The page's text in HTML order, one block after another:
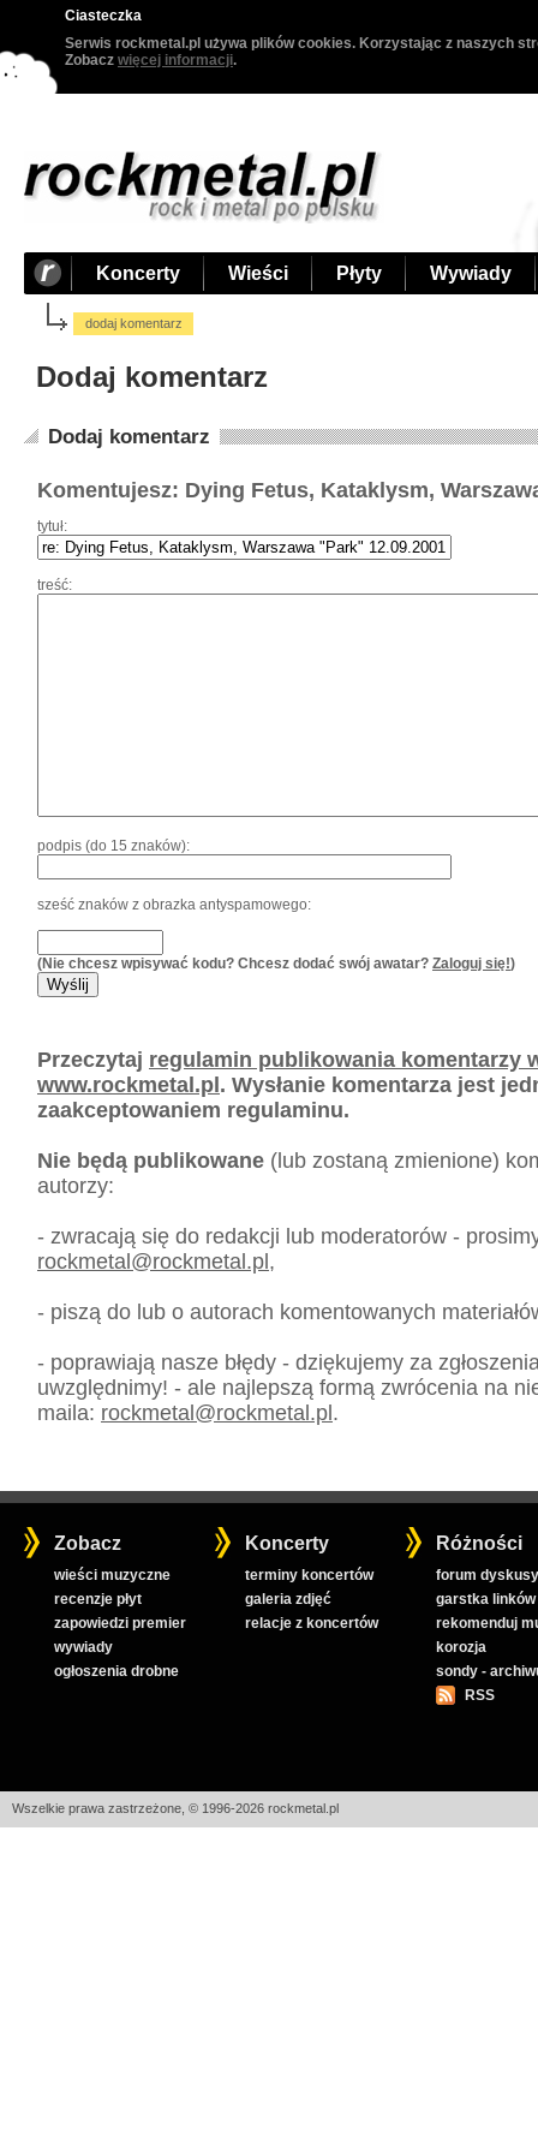
Ciasteczka
Serwis rockmetal.pl używa plików cookies. Korzystając z naszych
Zobacz więcej informacji.
Koncerty Wieści Płyty Wywiady
dodaj komentarz
Dodaj komentarz
Dodaj komentarz
Komentujesz: Dying Fetus, Kataklysm,
tytuł:
treść:
podpis (do 15 znaków):
sześć znaków z obrazka antyspamowego:
(Nie chcesz wpisywać kodu? Chcesz dodać swój awatar? Zaloguj się!)
Przeczytaj regulamin publikowania komentarzy
www.rockmetal.pl. Wysłanie komentarza jest
zaakceptowaniem regulaminu.
Nie będą publikowane (lub zostaną zmienione)
autorzy:
- zwracają się do redakcji lub moderatorów -
rockmetal@rockmetal.pl,
- piszą do lub o autorach komentowanych
- poprawiają nasze błędy - dziękujemy za
uwzględnimy! - ale najlepszą formą zwrócenia na
maila: rockmetal@rockmetal.pl.
Zobacz
wieści muzyczne
recenzje płyt
zapowiedzi premier
wywiady
ogłoszenia drobne
Koncerty
terminy koncertów
galeria zdjęć
relacje z koncertów
Różności
forum
garstka linków
rekomenduj
korozja
sondy -
RSS
Wszelkie prawa zastrzeżone, © 1996-2026 rockmetal.pl